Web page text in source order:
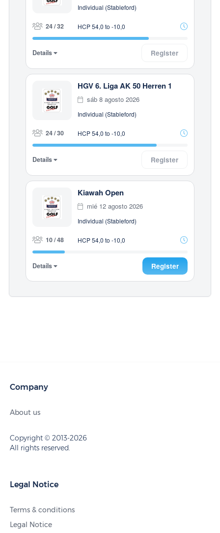
Individual (Stableford)
24 / 32 HCP 54,0 to -10,0
Details Register
HGV 6. Liga AK 50 Herren 1
sáb 8 agosto 2026
Individual (Stableford)
24 / 30 HCP 54,0 to -10,0
Details Register
Kiawah Open
mié 12 agosto 2026
Individual (Stableford)
10 / 48 HCP 54,0 to -10,0
Details Register
Company
About us
Copyright © 2013-2026
All rights reserved.
Legal Notice
Terms & conditions
Legal Notice